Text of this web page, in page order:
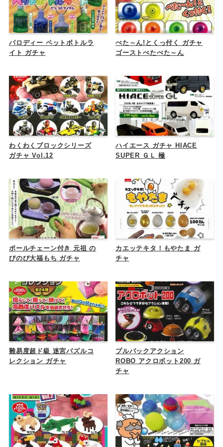
パロディー ペットボトルラ
イト ガチャ
ぺた～ん!とくっ付く ガチャ
ゴーストぺたぺた～ん
わくわくブロックシリーズ
ガチャ Vol.12
ハイエース ガチャ HIACE
SUPER ＧＬ 極
ボールチェーン付き 元祖 の
びのび大福もち ガチャ
カエッテキタ！もやたま ガ
チャ
難易度超ド級 迷宮パズルコ
レクション ガチャ
プルバックアクション
ROBO アクロボット200 ガ
チャ